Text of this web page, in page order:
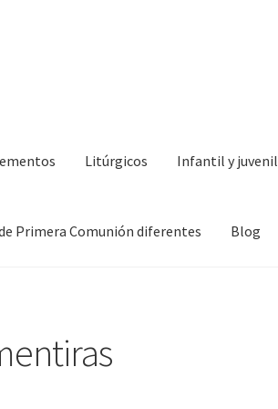
Litúrgicos Infantil y juvenil
Primera Comunión diferentes Blog